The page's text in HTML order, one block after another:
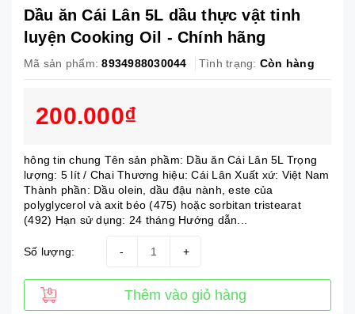
Dầu ăn Cái Lân 5L dầu thực vật tinh
luyện Cooking Oil - Chính hãng
Mã sản phẩm: 8934988030044 Tình trạng: Còn hàng
200.000₫
hông tin chung Tên sản phầm: Dầu ăn Cái Lân 5L Trọng
lượng: 5 lít / Chai Thương hiệu: Cái Lân Xuất xứ: Việt Nam
Thành phần: Dầu olein, dầu đậu nành, este của
polyglycerol và axit béo (475) hoặc sorbitan tristearat
(492) Hạn sử dụng: 24 tháng Hướng dẫn...
Số lượng: +
-
Thêm vào giỏ hàng